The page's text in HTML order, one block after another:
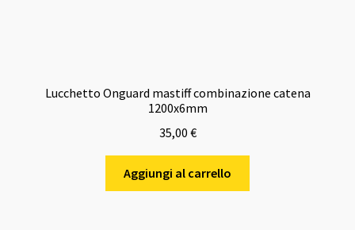
Lucchetto Onguard mastiff combinazione catena
1200x6mm
35,00 €
Aggiungi al carrello